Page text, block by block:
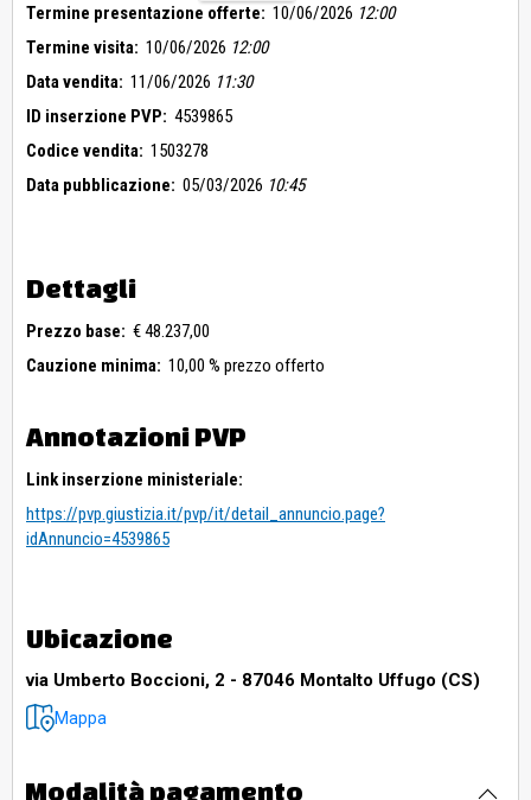
Termine presentazione offerte: 10/06/2026 12:00
Termine visita: 10/06/2026 12:00
Data vendita: 11/06/2026 11:30
ID inserzione PVP: 4539865
Codice vendita: 1503278
Data pubblicazione: 05/03/2026 10:45
Dettagli
Prezzo base: € 48.237,00
Cauzione minima: 10,00 % prezzo offerto
Annotazioni PVP
Link inserzione ministeriale:
https://pvp.giustizia.it/pvp/it/detail_annuncio.page?
idAnnuncio=4539865
Ubicazione
via Umberto Boccioni, 2 - 87046 Montalto Uffugo (CS)
Mappa
Modalità pagamento